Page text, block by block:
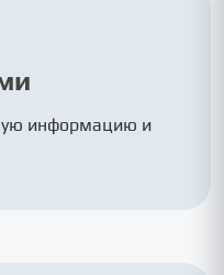
информацию и